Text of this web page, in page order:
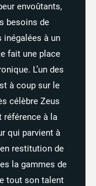
envoûtants,
besoins de
inégalées à un
fait une place
L’un des
à coup sur le
célèbre Zeus
référence à la
qui parvient à
restitution de
la gammes de
tout son talent